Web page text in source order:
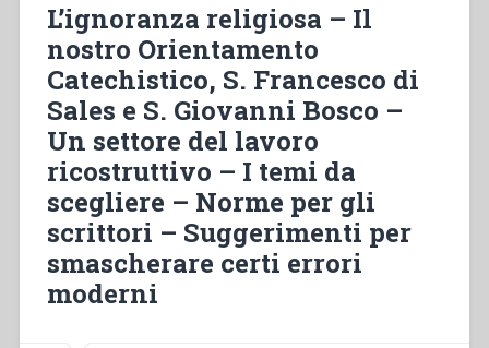
degli
Istituti
–
Prepariamoci
al
nuovo
anno
scolastico
Notizie
di
L’ignoranza religiosa – Il
nostro Orientamento
Catechistico, S. Francesco di
Sales e S. Giovanni Bosco –
Un settore del lavoro
ricostruttivo – I temi da
scegliere – Norme per gli
scrittori – Suggerimenti per
smascherare certi errori
moderni